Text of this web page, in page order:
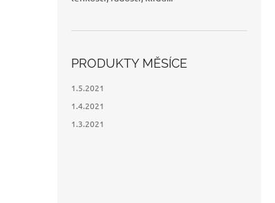
PRODUKTY MĚSÍCE
1.5.2021
1.4.2021
1.3.2021